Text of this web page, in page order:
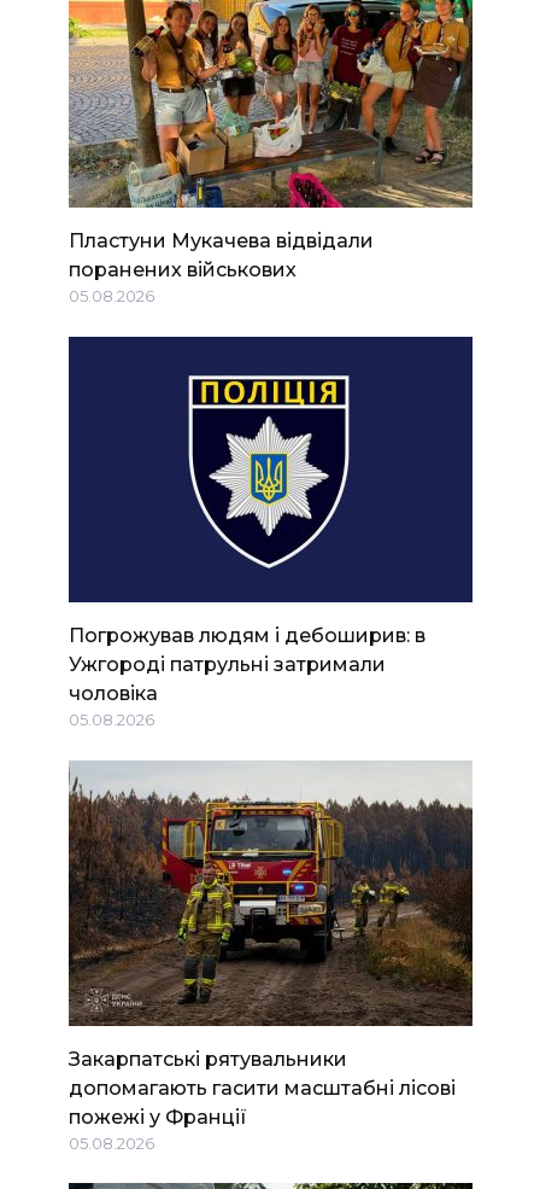
Пластуни Мукачева відвідали
поранених військових
05.08.2026
Погрожував людям і дебоширив: в
Ужгороді патрульні затримали
чоловіка
05.08.2026
Закарпатські рятувальники
допомагають гасити масштабні лісові
пожежі у Франції
05.08.2026